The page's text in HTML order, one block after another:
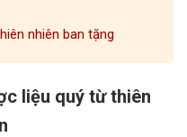
nhiên ban tặng
liệu quý từ thiên